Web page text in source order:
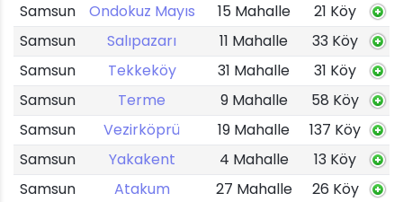
Samsun
Ondokuz Mayıs 15 Mahalle
21 Köy
Samsun
Salıpazarı 11 Mahalle
33 Köy
Samsun
Tekkeköy 31 Mahalle
31 Köy
Samsun
Terme 9 Mahalle
58 Köy
Samsun
Vezirköprü 19 Mahalle
137 Köy
Samsun
Yakakent 4 Mahalle
13 Köy
Samsun
Atakum 27 Mahalle
26 Köy